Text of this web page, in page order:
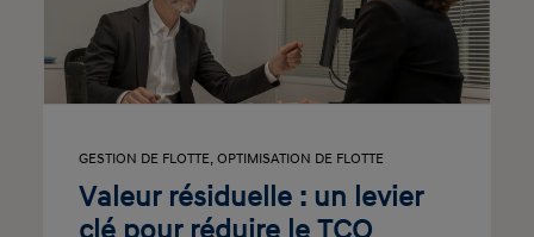
GESTION DE FLOTTE, OPTIMISATION DE FLOTTE
Valeur résiduelle : un levier